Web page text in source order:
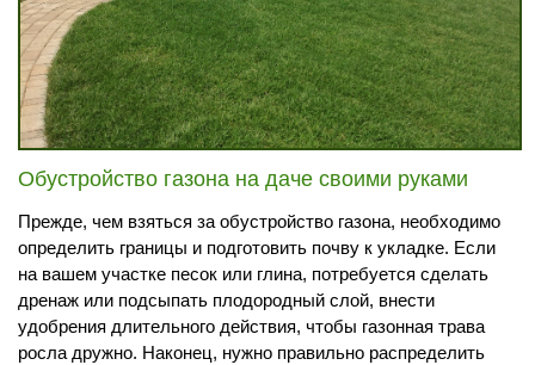
Перезвонить Вызвать замерщика
+7 (495) 181-61-55
Обустройство газона на даче своими руками
Прежде, чем взяться за обустройство газона, необходимо
определить границы и подготовить почву к укладке. Если
на вашем участке песок или глина, потребуется сделать
дренаж или подсыпать плодородный слой, внести
удобрения длительного действия, чтобы газонная трава
росла дружно. Наконец, нужно правильно распределить